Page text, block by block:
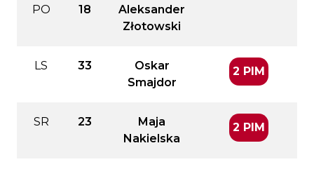
PO 18
Aleksander
Złotowski
LS 33
Oskar
Smajdor
2 PIM
SR 23
Maja
Nakielska
2 PIM